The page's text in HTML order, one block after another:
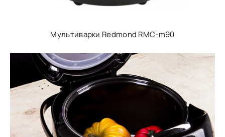
Мультиварки Redmond RMC-m90